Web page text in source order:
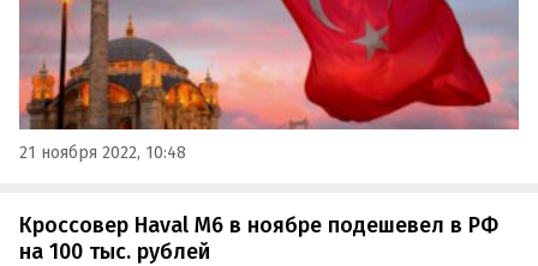
21 ноября 2022, 10:48
Кроссовер Haval M6 в ноябре подешевел в РФ
на 100 тыс. рублей